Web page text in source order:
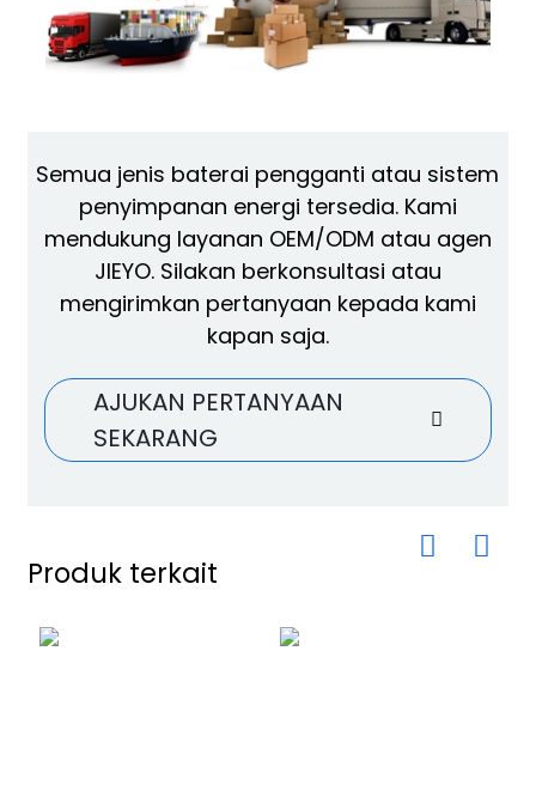
Semua jenis baterai pengganti atau sistem
penyimpanan energi tersedia. Kami
mendukung layanan OEM/ODM atau agen
JIEYO. Silakan berkonsultasi atau
mengirimkan pertanyaan kepada kami
kapan saja.
AJUKAN PERTANYAAN
SEKARANG
Produk terkait